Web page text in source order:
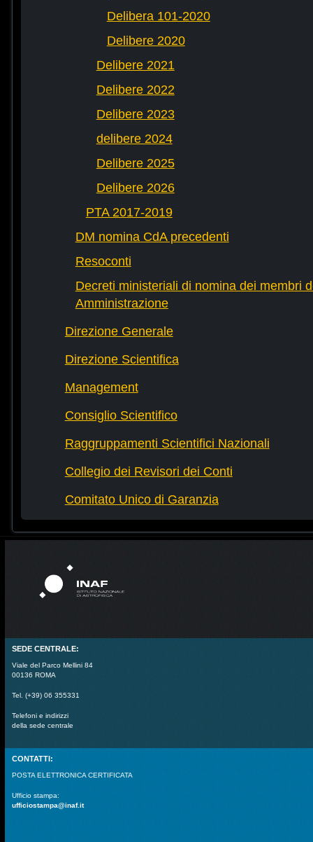
Delibera 101-2020
Delibere 2020
Delibere 2021
Delibere 2022
Delibere 2023
delibere 2024
Delibere 2025
Delibere 2026
PTA 2017-2019
DM nomina CdA precedenti
Resoconti
Decreti ministeriali di nomina dei membri
Amministrazione
Direzione Generale
Direzione Scientifica
Management
Consiglio Scientifico
Raggruppamenti Scientifici Nazionali
Collegio dei Revisori dei Conti
Comitato Unico di Garanzia
SEDE CENTRALE:
Viale del Parco Mellini 84
00136 ROMA
Tel. (+39) 06 355331
Telefoni e indirizzi
della sede centrale
CONTATTI:
POSTA ELETTRONICA CERTIFICATA
Ufficio stampa:
ufficiostampa@inaf.it